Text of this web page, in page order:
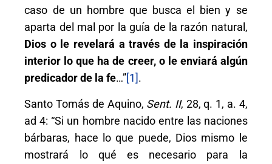
caso de un hombre que busca el bien y se
aparta del mal por la guía de la razón natural,
Dios o le revelará a través de la inspiración
interior lo que ha de creer, o le enviará algún
predicador de la fe…”[1].
Santo Tomás de Aquino, Sent. II, 28, q. 1, a. 4,
ad 4: “Si un hombre nacido entre las naciones
bárbaras, hace lo que puede, Dios mismo le
mostrará lo qué es necesario para la